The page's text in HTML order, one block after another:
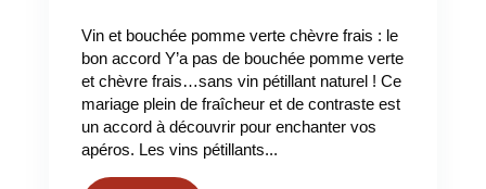
Vin et bouchée pomme verte chèvre frais : le
bon accord Y’a pas de bouchée pomme verte
et chèvre frais…sans vin pétillant naturel ! Ce
mariage plein de fraîcheur et de contraste est
un accord à découvrir pour enchanter vos
apéros. Les vins pétillants...